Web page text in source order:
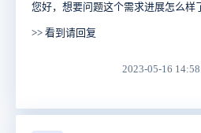
您好，想要问题这个需求进展怎么样
>> 看到请回复
2023-05-16